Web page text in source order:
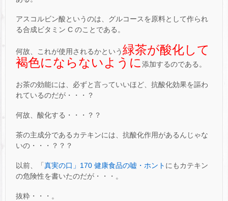
アスコルビン酸というのは、グルコースを原料として作られ
る合成ビタミン C のことである。
何故、これが使用されるかという緑茶が酸化して
褐色にならないように 添加するのである。
お茶の効能には、必ずと言っていいほど、抗酸化効果を謳わ
れているのだが・・・？
何故、酸化する・・・？？
茶の主成分であるカテキンには、抗酸化作用があるんじゃな
いの・・・？？？
以前、「 真実の口」170 健康食品の嘘・ホント にもカテキン
の危険性を書いたのだが・・・。
抜粋・・・。